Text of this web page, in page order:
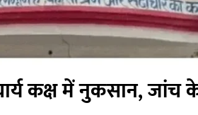
कक्ष में नुकसान,